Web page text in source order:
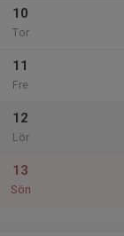
10
Tor
11
Fre
12
Lör
13
Sön